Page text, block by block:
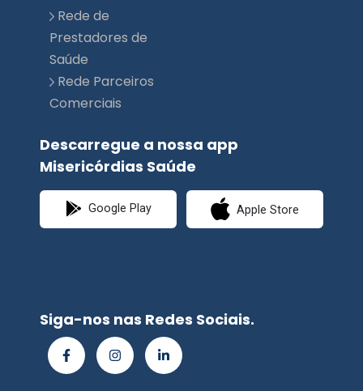
Rede Parceiros
Comerciais
Descarregue a nossa app
Misericórdias Saúde
Google Play Apple Store
© Misericórdias